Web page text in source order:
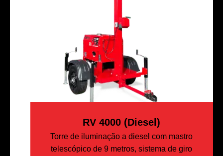
RV 4000 (diesel)
Torre de iluminação a diesel com mastro
telescópico de 9 metros, sistema de giro